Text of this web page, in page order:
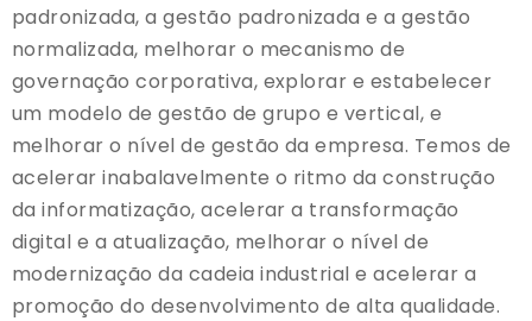
padronizada, a gestão padronizada e a gestão
normalizada, melhorar o mecanismo de
governação corporativa, explorar e estabelecer
um modelo de gestão de grupo e vertical, e
melhorar o nível de gestão da empresa. Temos de
acelerar inabalavelmente o ritmo da construção
da informatização, acelerar a transformação
digital e a atualização, melhorar o nível de
modernização da cadeia industrial e acelerar a
promoção do desenvolvimento de alta qualidade.